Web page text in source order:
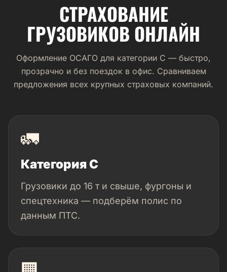
СТРАХОВАНИЕ
ГРУЗОВИКОВ ОНЛАЙН
Оформление ОСАГО для категории C — быстро,
прозрачно и без поездок в офис. Сравниваем
предложения всех крупных страховых компаний.
🚛
Категория C
Грузовики до 16 т и свыше, фургоны и
спецтехника — подберём полис по
данным ПТС.